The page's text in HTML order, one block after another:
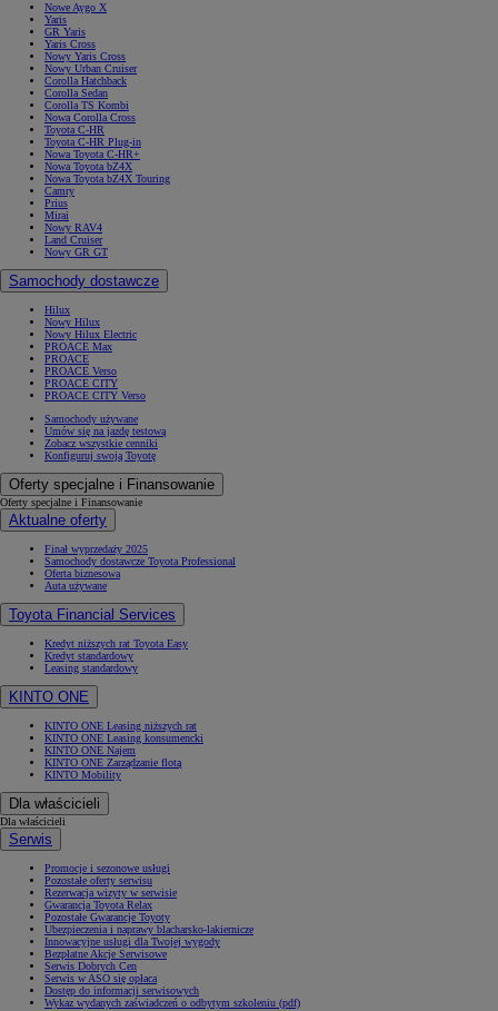
Nowe Aygo X
Yaris
GR Yaris
Yaris Cross
Nowy Yaris Cross
Nowy Urban Cruiser
Corolla Hatchback
Corolla Sedan
Corolla TS Kombi
Nowa Corolla Cross
Toyota C-HR
Toyota C-HR Plug-in
Nowa Toyota C-HR+
Nowa Toyota bZ4X
Nowa Toyota bZ4X Touring
Camry
Prius
Mirai
Nowy RAV4
Land Cruiser
Nowy GR GT
Samochody dostawcze
Hilux
Nowy Hilux
Nowy Hilux Electric
PROACE Max
PROACE
PROACE Verso
PROACE CITY
PROACE CITY Verso
Samochody używane
Umów się na jazdę testową
Zobacz wszystkie cenniki
Konfiguruj swoją Toyotę
Oferty specjalne i Finansowanie
Oferty specjalne i Finansowanie
Aktualne oferty
Finał wyprzedaży 2025
Samochody dostawcze Toyota Professional
Oferta biznesowa
Auta używane
Toyota Financial Services
Kredyt niższych rat Toyota Easy
Kredyt standardowy
Leasing standardowy
KINTO ONE
KINTO ONE Leasing niższych rat
KINTO ONE Leasing konsumencki
KINTO ONE Najem
KINTO ONE Zarządzanie flotą
KINTO Mobility
Dla właścicieli
Dla właścicieli
Serwis
Promocje i sezonowe usługi
Pozostałe oferty serwisu
Rezerwacja wizyty w serwisie
Gwarancja Toyota Relax
Pozostałe Gwarancje Toyoty
Ubezpieczenia i naprawy blacharsko-lakiernicze
Innowacyjne usługi dla Twojej wygody
Bezpłatne Akcje Serwisowe
Serwis Dobrych Cen
Serwis w ASO się opłaca
Dostęp do informacji serwisowych
Wykaz wydanych zaświadczeń o odbytym szkoleniu (pdf)